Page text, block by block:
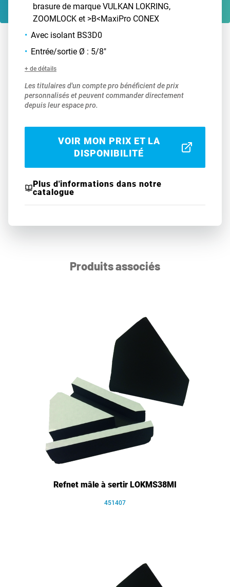
brasure de marque VULKAN LOKRING,
ZOOMLOCK et >B<MaxiPro CONEX
Avec isolant BS3D0
Entrée/sortie Ø : 5/8"
+ de détails
Les titulaires d'un compte pro bénéficient de prix
personnalisés et peuvent commander directement
depuis leur espace pro.
VOIR MON PRIX ET LA
DISPONIBILITÉ
Plus d'informations dans notre
catalogue
Produits associés
Refnet mâle à sertir LOKMS38MI
451407